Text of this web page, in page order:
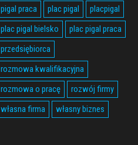
pigal praca
plac pigal
placpigal
plac pigal bielsko
plac pigal praca
przedsiębiorca
rozmowa kwalifikacyjna
rozmowa o pracę
rozwój firmy
własna firma
własny biznes